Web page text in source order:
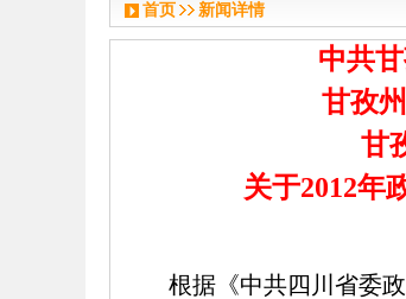
首页 新闻详情
中共
甘孜
甘
关于2012年
根据《中共四川省委